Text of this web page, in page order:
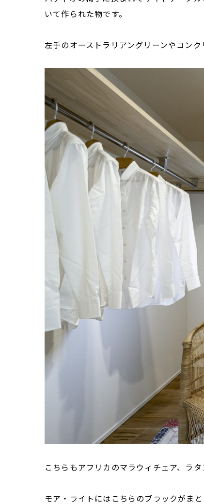
いて作られた物です。
左手のオーストラリアングリーンやコン
こちらもアフリカのマラウィチェア、ラ
モア・ライトにはこちらのブラックがま